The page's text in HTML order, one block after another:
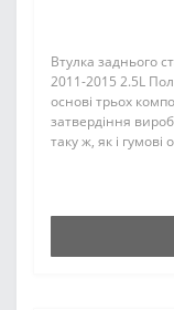
Втулка заднього
2011-2015 2.5L
основі трьох
затвердіння
таку ж, як і гумові